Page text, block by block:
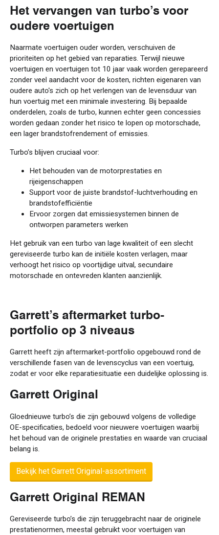
Het vervangen van turbo’s voor
oudere voertuigen
Naarmate voertuigen ouder worden, verschuiven de
prioriteiten op het gebied van reparaties. Terwijl nieuwe
voertuigen en voertuigen tot 10 jaar vaak worden gerepareerd
zonder veel aandacht voor de kosten, richten eigenaren van
oudere auto's zich op het verlengen van de levensduur van
hun voertuig met een minimale investering. Bij bepaalde
onderdelen, zoals de turbo, kunnen echter geen concessies
worden gedaan zonder het risico te lopen op motorschade,
een lager brandstofrendement of emissies.
Turbo’s blijven cruciaal voor:
Het behouden van de motorprestaties en
rijeigenschappen
Support voor de juiste brandstof-luchtverhouding en
brandstofefficiëntie
Ervoor zorgen dat emissiesystemen binnen de
ontworpen parameters werken
Het gebruik van een turbo van lage kwaliteit of een slecht
gereviseerde turbo kan de initiële kosten verlagen, maar
verhoogt het risico op voortijdige uitval, secundaire
motorschade en ontevreden klanten aanzienlijk.
Garrett’s aftermarket turbo-
portfolio op 3 niveaus
Garrett heeft zijn aftermarket-portfolio opgebouwd rond de
verschillende fasen van de levenscyclus van een voertuig,
zodat er voor elke reparatiesituatie een duidelijke oplossing is.
Garrett Original
Gloednieuwe turbo’s die zijn gebouwd volgens de volledige
OE-specificaties, bedoeld voor nieuwere voertuigen waarbij
het behoud van de originele prestaties en waarde van cruciaal
belang is.
Bekijk het Garrett Original-assortiment
Garrett Original REMAN
Gereviseerde turbo’s die zijn teruggebracht naar de originele
prestatienormen, meestal gebruikt voor voertuigen van